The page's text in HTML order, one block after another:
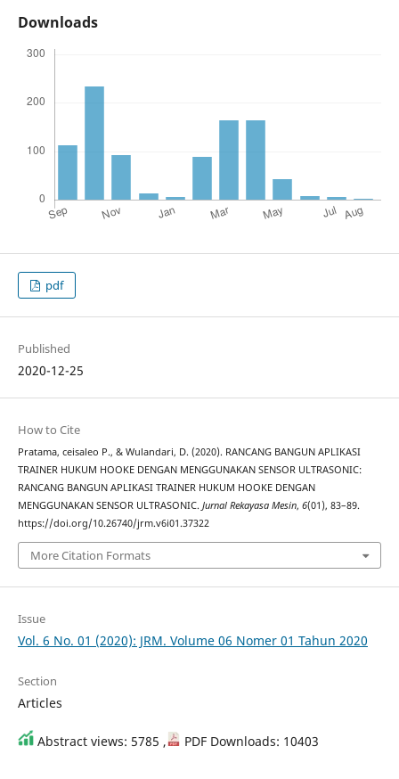
Downloads
pdf
Published
2020-12-25
How to Cite
Pratama, ceisaleo P., & Wulandari, D. (2020). RANCANG BANGUN APLIKASI
TRAINER HUKUM HOOKE DENGAN MENGGUNAKAN SENSOR ULTRASONIC:
RANCANG BANGUN APLIKASI TRAINER HUKUM HOOKE DENGAN
MENGGUNAKAN SENSOR ULTRASONIC. Jurnal Rekayasa Mesin, 6(01), 83–89.
https://doi.org/10.26740/jrm.v6i01.37322
More Citation Formats
Issue
Vol. 6 No. 01 (2020): JRM. Volume 06 Nomer 01 Tahun 2020
Section
Articles
Abstract views: 5785 , PDF Downloads: 10403